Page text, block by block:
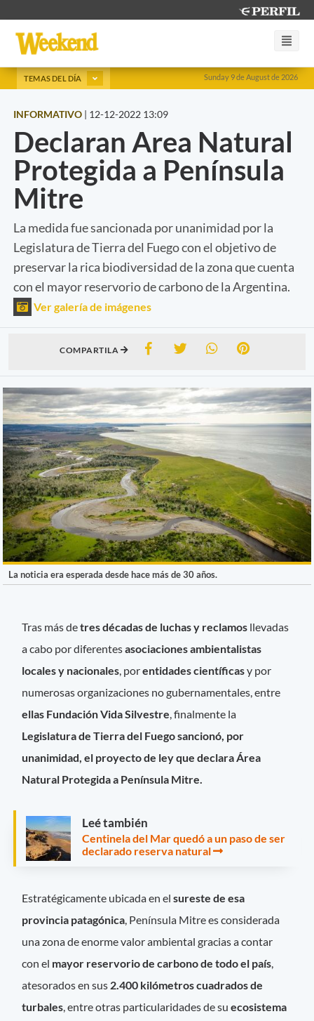
Sunday 9 de August de 2026
TEMAS DEL DÍA
INFORMATIVO | 12-12-2022 13:09
Declaran Area Natural
Protegida a Península
Mitre
La medida fue sancionada por unanimidad por la
Legislatura de Tierra del Fuego con el objetivo de
preservar la rica biodiversidad de la zona que cuenta
con el mayor reservorio de carbono de la Argentina.
Ver galería de imágenes
COMPARTILA
La noticia era esperada desde hace más de 30 años.
Tras más detres décadas de luchas y reclamos llevadas
a cabo por diferentesasociaciones ambientalistas
locales y nacionales , porentidades científicasy por
numerosas organizaciones no gubernamentales, entre
ellas Fundación Vida Silvestre , finalmente la
Legislatura de Tierra del Fuego sancionó, por
unanimidad, el proyecto de ley que declara Área
Natural Protegida a Península Mitre.
Leé también
Centinela del Mar quedó a un paso de ser
declarado reserva natural
Estratégicamente ubicada en elsureste de esa
provincia patagónica, Península Mitre es considerada
una zona de enorme valor ambiental gracias a contar
con el mayor reservorio de carbono de todo el país,
atesorados en sus 2.400 kilómetros cuadrados de
turbales, entre otras particularidades de suecosistema